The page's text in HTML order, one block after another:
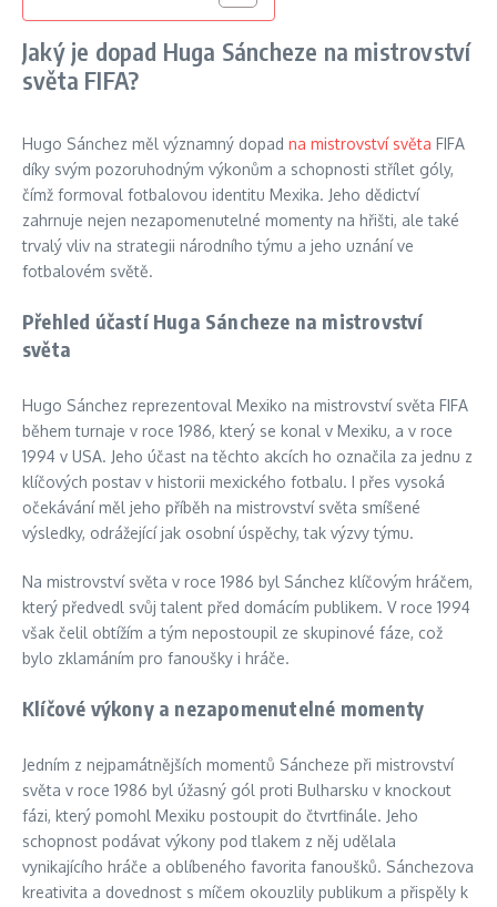
Jaký je dopad Huga Sáncheze na mistrovství
světa FIFA?
Hugo Sánchez měl významný dopad na mistrovství světa FIFA
díky svým pozoruhodným výkonům a schopnosti střílet góly,
čímž formoval fotbalovou identitu Mexika. Jeho dědictví
zahrnuje nejen nezapomenutelné momenty na hřišti, ale také
trvalý vliv na strategii národního týmu a jeho uznání ve
fotbalovém světě.
Přehled účastí Huga Sáncheze na mistrovství
světa
Hugo Sánchez reprezentoval Mexiko na mistrovství světa FIFA
během turnaje v roce 1986, který se konal v Mexiku, a v roce
1994 v USA. Jeho účast na těchto akcích ho označila za jednu z
klíčových postav v historii mexického fotbalu. I přes vysoká
očekávání měl jeho příběh na mistrovství světa smíšené
výsledky, odrážející jak osobní úspěchy, tak výzvy týmu.
Na mistrovství světa v roce 1986 byl Sánchez klíčovým hráčem,
který předvedl svůj talent před domácím publikem. V roce 1994
však čelil obtížím a tým nepostoupil ze skupinové fáze, což
bylo zklamáním pro fanoušky i hráče.
Klíčové výkony a nezapomenutelné momenty
Jedním z nejpamátnějších momentů Sáncheze při mistrovství
světa v roce 1986 byl úžasný gól proti Bulharsku v knockout
fázi, který pomohl Mexiku postoupit do čtvrtfinále. Jeho
schopnost podávat výkony pod tlakem z něj udělala
vynikajícího hráče a oblíbeného favorita fanoušků. Sánchezova
kreativita a dovednost s míčem okouzlily publikum a přispěly k